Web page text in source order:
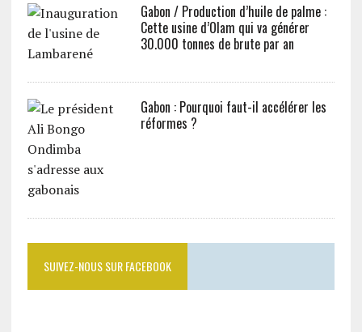
Gabon / Production d’huile de palme :
Cette usine d’Olam qui va générer
30.000 tonnes de brute par an
Gabon : Pourquoi faut-il accélérer les
réformes ?
SUIVEZ-NOUS SUR FACEBOOK